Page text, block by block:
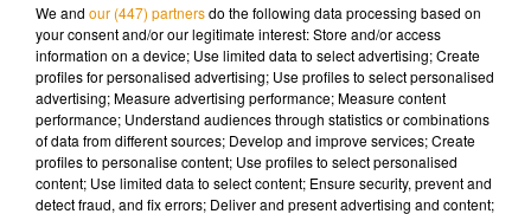
Cet élément est masqué compte-tenu du refus du
dépôt de cookies que vous avez exprimé. Si vous
souhaitez l'afficher, merci de nous donner votre accord
en cliquant sur le bouton ci-dessous.
We and our (447) partnersdo the following data processing based on
your consent and/or our legitimate interest: Store and/or access
information on a device; Use limited data to select advertising; Create
profiles for personalised advertising; Use profiles to select personalised
advertising; Measure advertising performance; Measure content
performance; Understand audiences through statistics or combinations
of data from different sources; Develop and improve services; Create
profiles to personalise content; Use profiles to select personalised
content; Use limited data to select content; Ensure security, prevent and
detect fraud, and fix errors; Deliver and present advertising and content;